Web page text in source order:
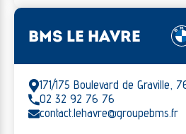
BMS LE HAVRE
171/175 Boulevard de Graville,
02 32 92 76 76
contact.lehavre@groupebms.fr